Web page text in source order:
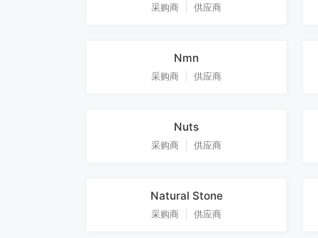
采购商 供应商
Nmn
采购商 供应商
Nuts
采购商 供应商
Natural Stone
采购商 供应商